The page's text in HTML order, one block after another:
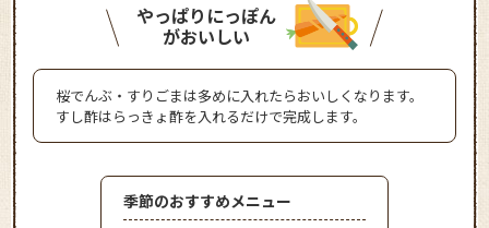
やっぱりにっぽん
がおいしい
桜でんぶ・すりごまは多めに入れたらおいしくなります。
すし酢はらっきょ酢を入れるだけで完成します。
季節のおすすめメニュー